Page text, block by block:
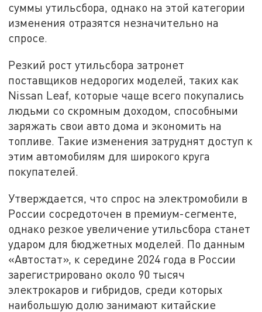
суммы утильсбора, однако на этой категории
изменения отразятся незначительно на
спросе.
Резкий рост утильсбора затронет
поставщиков недорогих моделей, таких как
Nissan Leaf, которые чаще всего покупались
людьми со скромным доходом, способными
заряжать свои авто дома и экономить на
топливе. Такие изменения затруднят доступ к
этим автомобилям для широкого круга
покупателей.
Утверждается, что спрос на электромобили в
России сосредоточен в премиум-сегменте,
однако резкое увеличение утильсбора станет
ударом для бюджетных моделей. По данным
«Автостат», к середине 2024 года в России
зарегистрировано около 90 тысяч
электрокаров и гибридов, среди которых
наибольшую долю занимают китайские